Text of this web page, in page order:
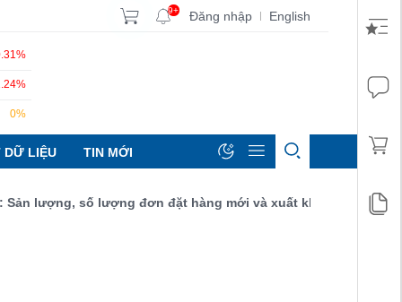
9+ Đăng nhập | English
0%
DỮ LIỆU TIN MỚI
số lượng đơn đặt hàng mới và xuất khẩu đều tăng đạt